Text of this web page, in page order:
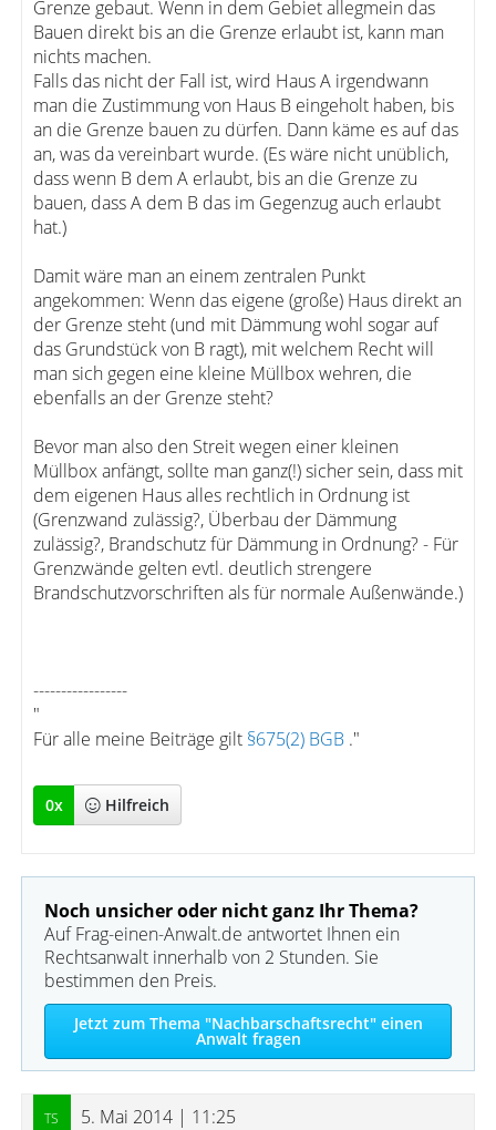
Grenze gebaut. Wenn in dem Gebiet allegmein das
Bauen direkt bis an die Grenze erlaubt ist, kann man
nichts machen.
Falls das nicht der Fall ist, wird Haus A irgendwann
man die Zustimmung von Haus B eingeholt haben, bis
an die Grenze bauen zu dürfen. Dann käme es auf das
an, was da vereinbart wurde. (Es wäre nicht unüblich,
dass wenn B dem A erlaubt, bis an die Grenze zu
bauen, dass A dem B das im Gegenzug auch erlaubt
hat.)
Damit wäre man an einem zentralen Punkt
angekommen: Wenn das eigene (große) Haus direkt an
der Grenze steht (und mit Dämmung wohl sogar auf
das Grundstück von B ragt), mit welchem Recht will
man sich gegen eine kleine Müllbox wehren, die
ebenfalls an der Grenze steht?
Bevor man also den Streit wegen einer kleinen
Müllbox anfängt, sollte man ganz(!) sicher sein, dass mit
dem eigenen Haus alles rechtlich in Ordnung ist
(Grenzwand zulässig?, Überbau der Dämmung
zulässig?, Brandschutz für Dämmung in Ordnung? - Für
Grenzwände gelten evtl. deutlich strengere
Brandschutzvorschriften als für normale Außenwände.)
-----------------
"
Für alle meine Beiträge gilt §675(2) BGB."
0x Hilfreich
Noch unsicher oder nicht ganz Ihr Thema?
Auf Frag-einen-Anwalt.de antwortet Ihnen ein
Rechtsanwalt innerhalb von 2 Stunden. Sie
bestimmen den Preis.
Jetzt zum Thema "Nachbarschaftsrecht" einen
Anwalt fragen
5. Mai 2014 | 11:25